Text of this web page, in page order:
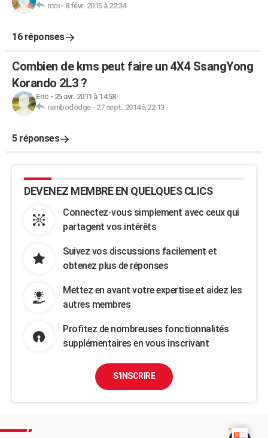
moi- 8 févr. 2015 à 22:34
16 réponses
Combien de kms peut faire un 4X4 SsangYong
Korando 2L3 ?
Eric - 25 avr. 2011 à 14:58
rambododge- 27 sept. 2014 à 22:13
5 réponses
DEVENEZ MEMBRE EN QUELQUES CLICS
Connectez-vous simplement avec ceux qui
partagent vos intérêts
Suivez vos discussions facilement et
obtenez plus de réponses
Mettez en avant votre expertise et aidez les
autres membres
Profitez de nombreuses fonctionnalités
supplémentaires en vous inscrivant
S'INSCRIRE